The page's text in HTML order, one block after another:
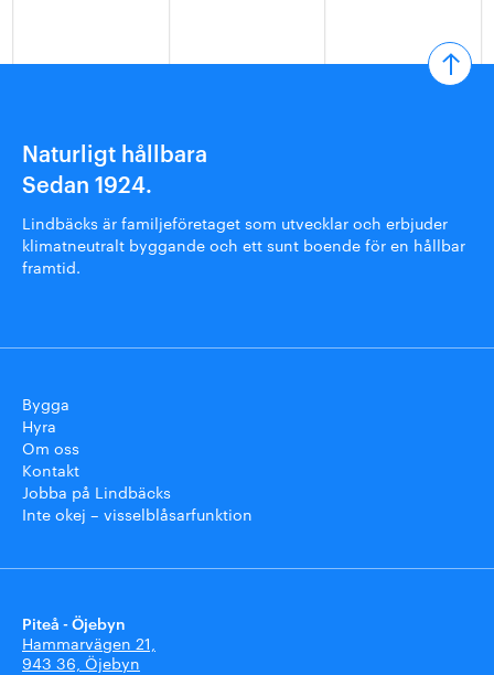
Naturligt hållbara
Sedan 1924.
Lindbäcks är familjeföretaget som utvecklar och erbjuder
klimatneutralt byggande och ett sunt boende för en hållbar
framtid.
Bygga
Hyra
Om oss
Kontakt
Jobba på Lindbäcks
Inte okej – visselblåsarfunktion
Piteå - Öjebyn
Hammarvägen 21,
943 36, Öjebyn